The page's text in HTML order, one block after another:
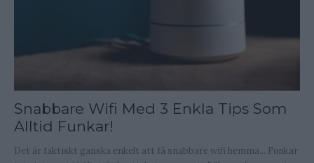
Snabbare Wifi Med 3 Enkla Tips Som
Alltid Funkar!
Det är faktiskt ganska enkelt att få snabbare wifi hemma... Funkar